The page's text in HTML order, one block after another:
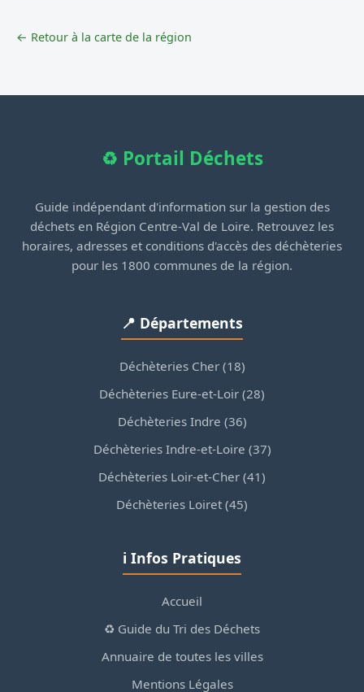
← Retour à la carte de la région
♻️ Portail Déchets
Guide indépendant d'information sur la gestion des
déchets en Région Centre-Val de Loire. Retrouvez les
horaires, adresses et conditions d'accès des déchèteries
pour les 1800 communes de la région.
📍 Départements
Déchèteries Cher (18)
Déchèteries Eure-et-Loir (28)
Déchèteries Indre (36)
Déchèteries Indre-et-Loire (37)
Déchèteries Loir-et-Cher (41)
Déchèteries Loiret (45)
ℹ️ Infos Pratiques
Accueil
♻️ Guide du Tri des Déchets
Annuaire de toutes les villes
Mentions Légales